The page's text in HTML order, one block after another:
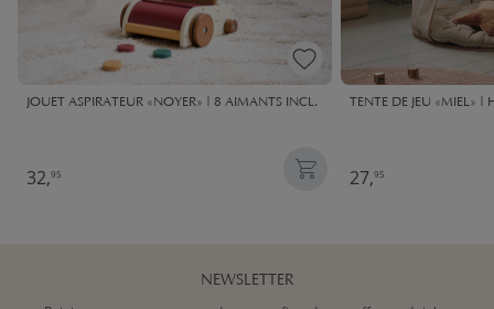
JOUET ASPIRATEUR «NOYER» | 8 AIMANTS INCL.
32,95
TENTE DE JEU «MIEL»
27,95
NEWSLETTER